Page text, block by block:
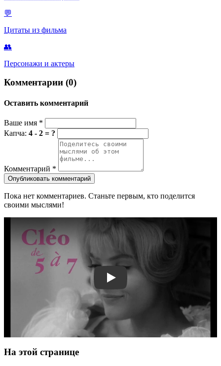
💬
Цитаты из фильма
👥
Персонажи и актеры
Комментарии (0)
Оставить комментарий
Ваше имя *
Капча: 4 - 2 = ?
Комментарий *
Опубликовать комментарий
Пока нет комментариев. Станьте первым, кто поделится
своими мыслями!
Смотреть трейлер
На этой странице